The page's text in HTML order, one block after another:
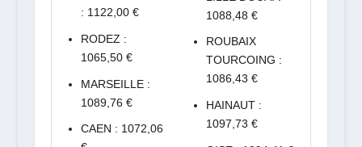
: 1122,00 €
RODEZ :
1065,50 €
MARSEILLE :
1089,76 €
CAEN : 1072,06
1088,48 €
ROUBAIX
TOURCOING :
1086,43 €
HAINAUT :
1097,73 €